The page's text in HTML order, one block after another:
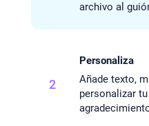
archivo al
2
Personaliza
Añade texto,
personalizar